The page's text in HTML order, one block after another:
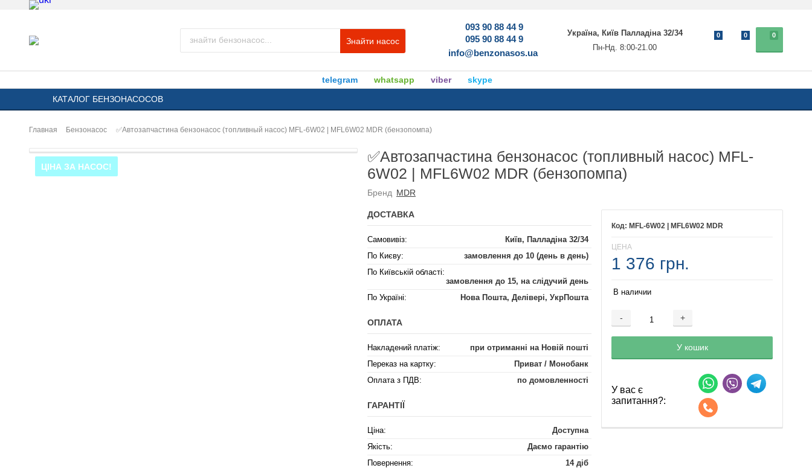
Знайти насос
093 90 88 44 9
095 90 88 44 9
info@benzonasos.ua
Україна, Київ Палладіна 32/34
Пн-Нд. 8:00-21.00
0
0 0
telegram whatsapp viber
skype
КАТАЛОГ БЕНЗОНАСОСОВ
Главная Бензонасос ✅Автозапчастина бензонасос (топливный насос) MFL-6W02 | MFL6W02 MDR (бензопомпа)
ЦІНА ЗА НАСОС!
✅Автозапчастина бензонасос (топливный насос) MFL-
6W02 | MFL6W02 MDR (бензопомпа)
Бренд MDR
MFL-6W02 | MFL6W02 MDR
ЦЕНА
1 376 грн.
В наличии
- +
Добавляется...
У кошик
Добавлен
У вас є
запитання?:
ДОСТАВКА
Самовивіз:
Київ, Палладіна 32/34
По Києву:
замовлення до 10 (день в день)
По Київській області:
замовлення до 15, на слідучий день
По Україні:
Нова Пошта, Делівері, УкрПошта
ОПЛАТА
Накладений платіж:
при отриманні на Новій пошті
Переказ на картку:
Приват / Монобанк
Оплата з ПДВ:
по домовленності
ГАРАНТІЇ
Ціна:
Доступна
Якість:
Даємо гарантію
Повернення:
14 діб